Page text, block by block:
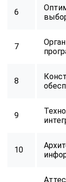
6
7
8
9
10